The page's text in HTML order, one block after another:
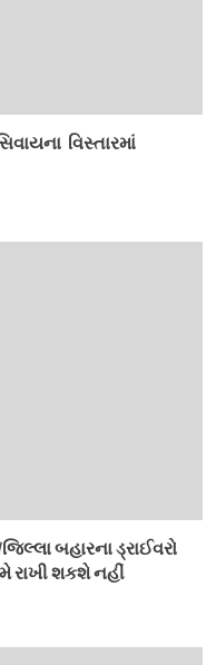
વિસ્‍તારમાં
બહારના ડ્રાઈવરો
રાખી શકશે નહીં